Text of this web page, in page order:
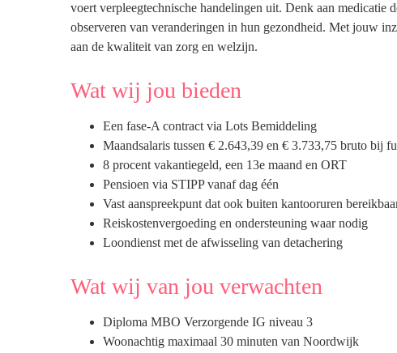
voert verpleegtechnische handelingen uit. Denk aan medicatie
observeren van veranderingen in hun gezondheid. Met jouw
aan de kwaliteit van zorg en welzijn.
Wat wij jou bieden
Een fase-A contract via Lots Bemiddeling
Maandsalaris tussen € 2.643,39 en € 3.733,75 bruto bij
8 procent vakantiegeld, een 13e maand en ORT
Pensioen via STIPP vanaf dag één
Vast aanspreekpunt dat ook buiten kantooruren
Reiskostenvergoeding en ondersteuning waar nodig
Loondienst met de afwisseling van detachering
Wat wij van jou verwachten
Diploma MBO Verzorgende IG niveau 3
Woonachtig maximaal 30 minuten van Noordwijk